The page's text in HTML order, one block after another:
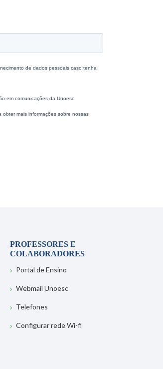
PROFESSORES E
COLABORADORES
Portal de Ensino
Webmail Unoesc
Telefones
Configurar rede Wi-fi